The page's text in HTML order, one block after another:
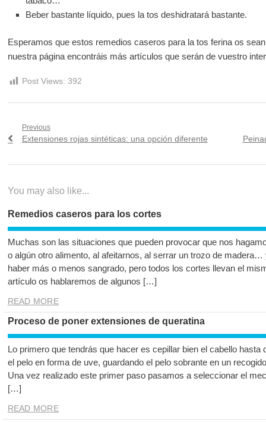
Beber bastante líquido, pues la tos deshidratará bastante.
Esperamos que estos remedios caseros para la tos ferina os
nuestra página encontráis más artículos que serán de vuestro
Post Views: 392
Navegación
Previous
Previous
Extensiones rojas sintéticas: una opción diferente
Next
You may also like...
Remedios caseros para los cortes
Muchas son las situaciones que pueden provocar que nos
o algún otro alimento, al afeitarnos, al serrar un trozo de
haber más o menos sangrado, pero todos los cortes llevan el
artículo os hablaremos de algunos […]
READ MORE
Proceso de poner extensiones de queratina
Lo primero que tendrás que hacer es cepillar bien el cabello hasta
el pelo en forma de uve, guardando el pelo sobrante en un
Una vez realizado este primer paso pasamos a seleccionar el
[…]
READ MORE